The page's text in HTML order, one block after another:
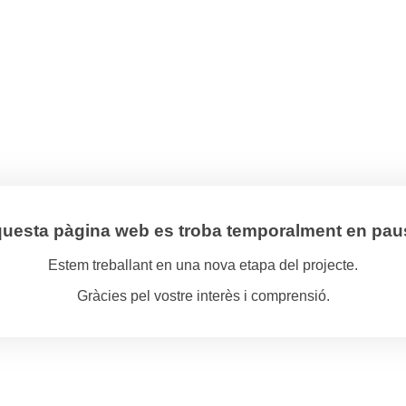
pàgina web es troba temporalment en
Estem treballant en una nova etapa del projecte.
Gràcies pel vostre interès i comprensió.